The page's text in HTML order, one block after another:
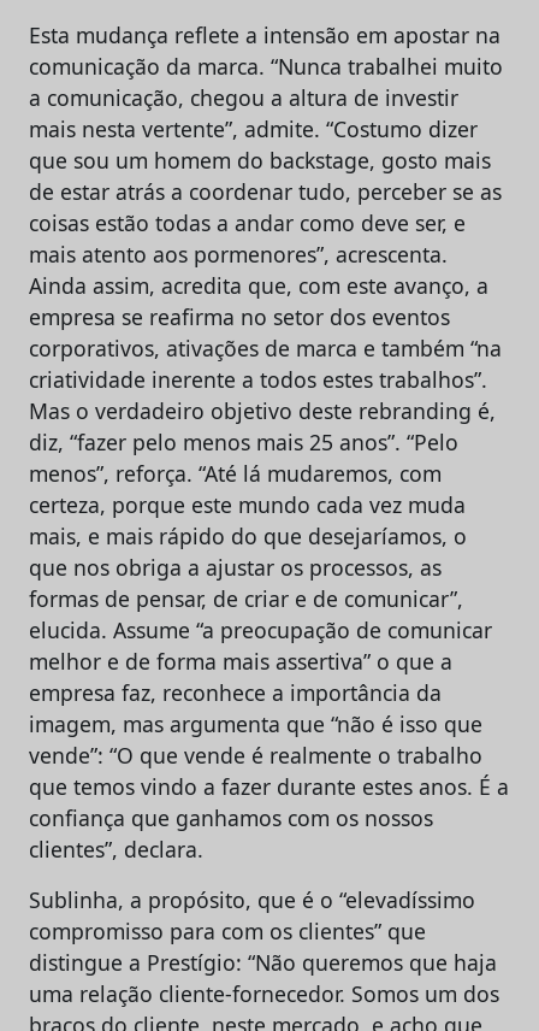
Esta mudança reflete a intensão em apostar na
comunicação da marca. “Nunca trabalhei muito
a comunicação, chegou a altura de investir
mais nesta vertente”, admite. “Costumo dizer
que sou um homem do backstage, gosto mais
de estar atrás a coordenar tudo, perceber se as
coisas estão todas a andar como deve ser, e
mais atento aos pormenores”, acrescenta.
Ainda assim, acredita que, com este avanço, a
empresa se reafirma no setor dos eventos
corporativos, ativações de marca e também “na
criatividade inerente a todos estes trabalhos”.
Mas o verdadeiro objetivo deste rebranding é,
diz, “fazer pelo menos mais 25 anos”. “Pelo
menos”, reforça. “Até lá mudaremos, com
certeza, porque este mundo cada vez muda
mais, e mais rápido do que desejaríamos, o
que nos obriga a ajustar os processos, as
formas de pensar, de criar e de comunicar”,
elucida. Assume “a preocupação de comunicar
melhor e de forma mais assertiva” o que a
empresa faz, reconhece a importância da
imagem, mas argumenta que “não é isso que
vende”: “O que vende é realmente o trabalho
que temos vindo a fazer durante estes anos. É a
confiança que ganhamos com os nossos
clientes”, declara.
Sublinha, a propósito, que é o “elevadíssimo
compromisso para com os clientes” que
distingue a Prestígio: “Não queremos que haja
uma relação cliente-fornecedor. Somos um dos
braços do cliente, neste mercado, e acho que